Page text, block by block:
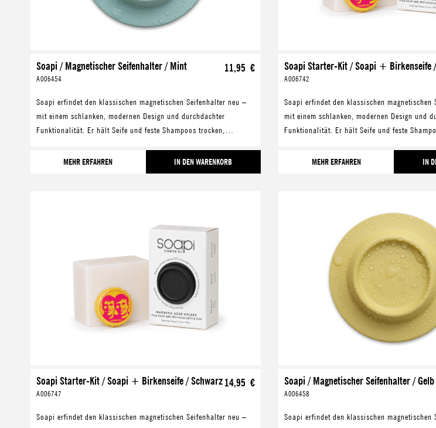
Soapi / Magnetischer Seifenhalter / Mint
A006454
11,95 €
Soapi erfindet den klassischen magnetischen Seifenhalter neu –
mit einem schlanken, modernen Design und durchdachter
Funktionalität. Er hält Seife und feste Shampoos trocken,
MEHR ERFAHREN
IN DEN WARENKORB
Soapi Starter-Kit / Soapi + Birkenseife
A006742
Soapi erfindet den klassischen magnetischen
mit einem schlanken, modernen Design und
Funktionalität. Er hält Seife und feste
MEHR ERFAHREN
IN
Soapi Starter-Kit / Soapi + Birkenseife / Schwarz
A006747
14,95 €
Soapi erfindet den klassischen magnetischen Seifenhalter neu –
Soapi / Magnetischer Seifenhalter / Gelb
A006458
Soapi erfindet den klassischen magnetischen